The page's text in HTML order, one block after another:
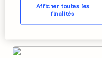
Afficher toutes les
finalités